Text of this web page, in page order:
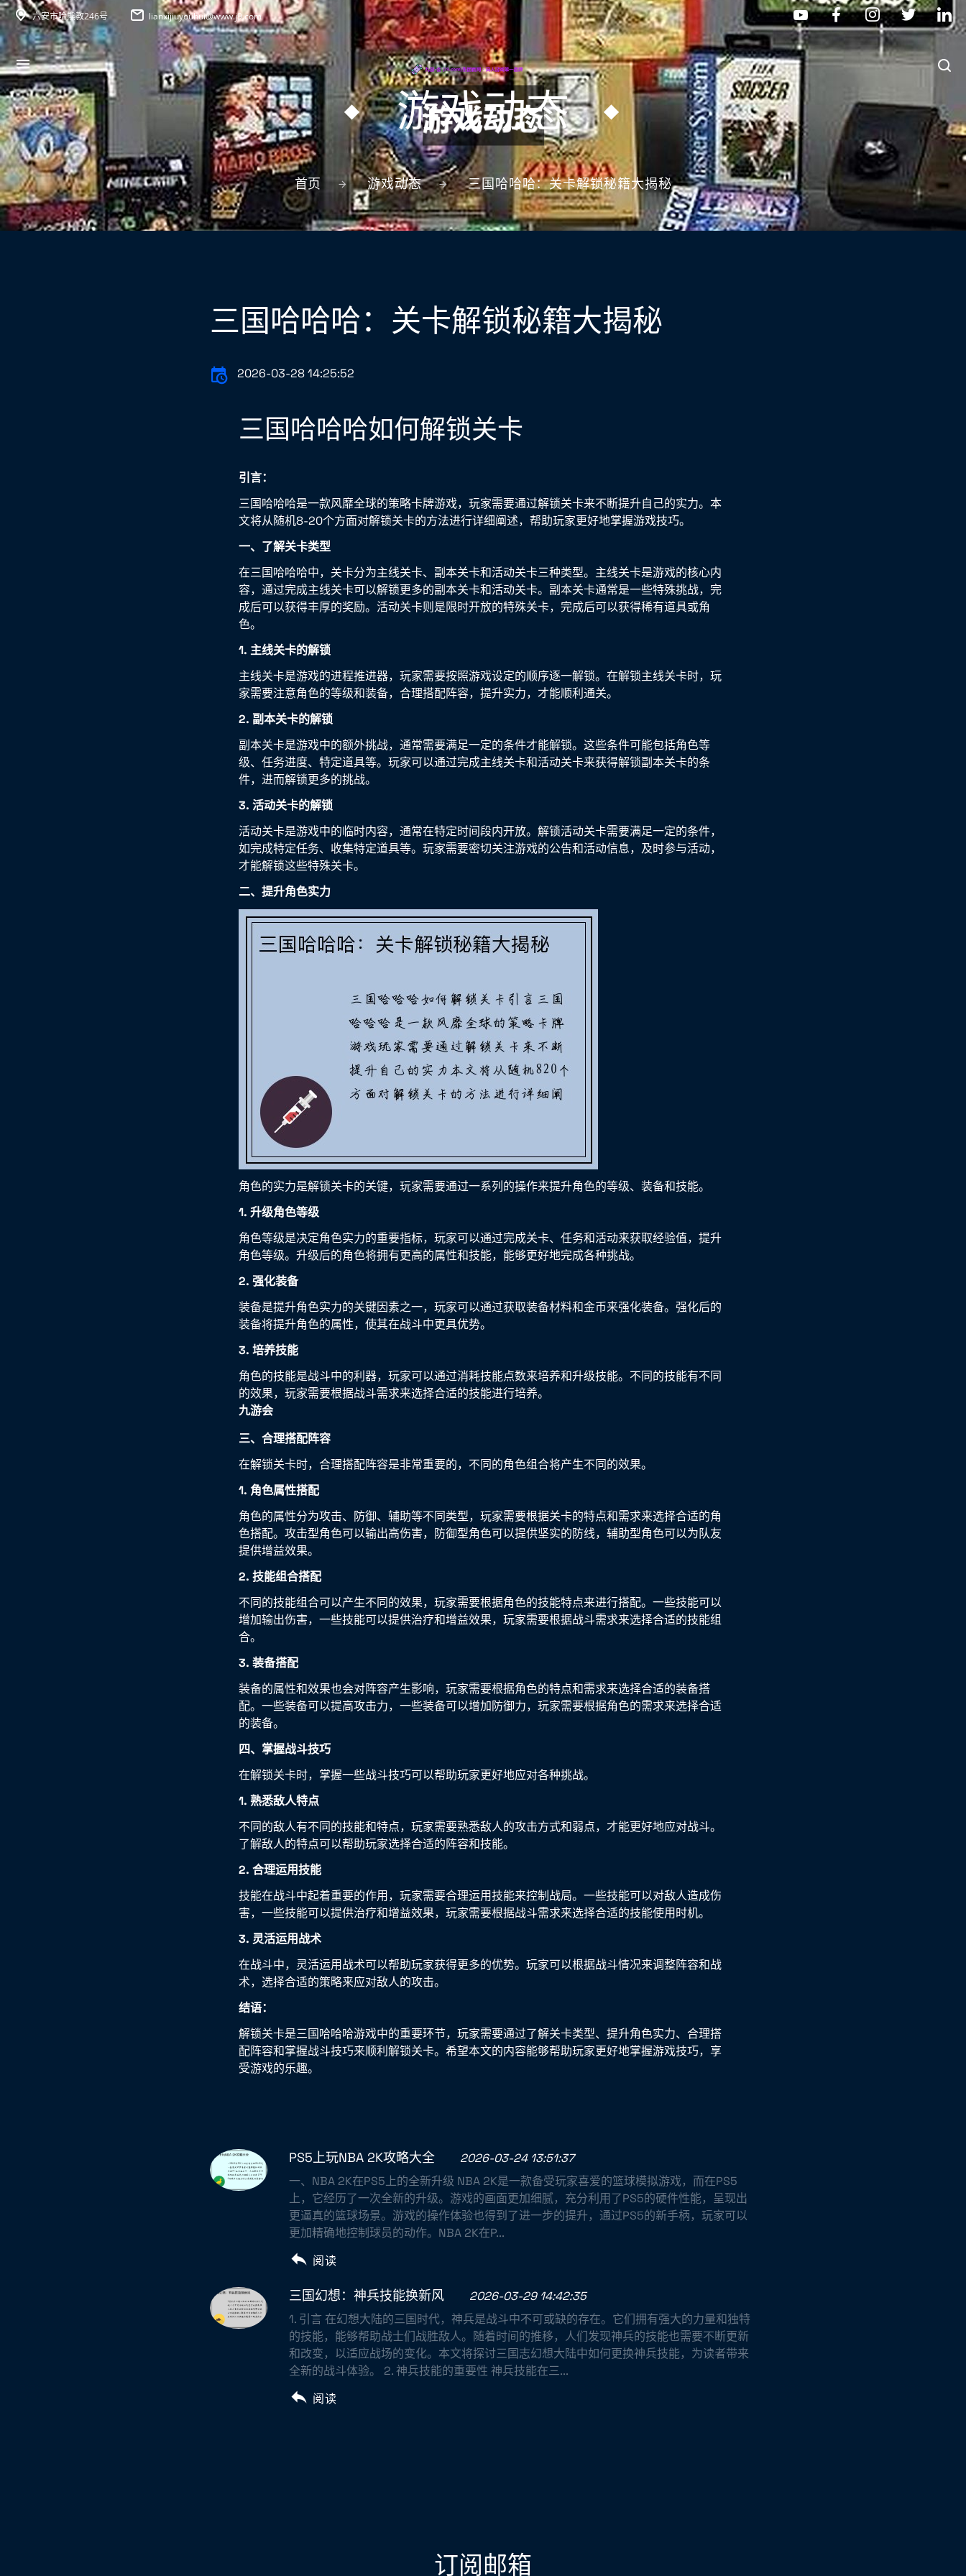
六安市哈熊教246号 lianxijiuyouhui@www.j9.com
游戏动态
首页 游戏动态 三国哈哈哈：关卡解锁秘籍大揭秘
三国哈哈哈：关卡解锁秘籍大揭秘
2026-03-28 14:25:52
三国哈哈哈如何解锁关卡
引言：
三国哈哈哈是一款风靡全球的策略卡牌游戏，玩家需要通过解锁关卡来不断提升自己的实力。本
文将从随机8-20个方面对解锁关卡的方法进行详细阐述，帮助玩家更好地掌握游戏技巧。
一、了解关卡类型
在三国哈哈哈中，关卡分为主线关卡、副本关卡和活动关卡三种类型。主线关卡是游戏的核心内
容，通过完成主线关卡可以解锁更多的副本关卡和活动关卡。副本关卡通常是一些特殊挑战，完
成后可以获得丰厚的奖励。活动关卡则是限时开放的特殊关卡，完成后可以获得稀有道具或角
色。
1. 主线关卡的解锁
主线关卡是游戏的进程推进器，玩家需要按照游戏设定的顺序逐一解锁。在解锁主线关卡时，玩
家需要注意角色的等级和装备，合理搭配阵容，提升实力，才能顺利通关。
2. 副本关卡的解锁
副本关卡是游戏中的额外挑战，通常需要满足一定的条件才能解锁。这些条件可能包括角色等
级、任务进度、特定道具等。玩家可以通过完成主线关卡和活动关卡来获得解锁副本关卡的条
件，进而解锁更多的挑战。
3. 活动关卡的解锁
活动关卡是游戏中的临时内容，通常在特定时间段内开放。解锁活动关卡需要满足一定的条件，
如完成特定任务、收集特定道具等。玩家需要密切关注游戏的公告和活动信息，及时参与活动，
才能解锁这些特殊关卡。
二、提升角色实力
角色的实力是解锁关卡的关键，玩家需要通过一系列的操作来提升角色的等级、装备和技能。
1. 升级角色等级
角色等级是决定角色实力的重要指标，玩家可以通过完成关卡、任务和活动来获取经验值，提升
角色等级。升级后的角色将拥有更高的属性和技能，能够更好地完成各种挑战。
2. 强化装备
装备是提升角色实力的关键因素之一，玩家可以通过获取装备材料和金币来强化装备。强化后的
装备将提升角色的属性，使其在战斗中更具优势。
3. 培养技能
角色的技能是战斗中的利器，玩家可以通过消耗技能点数来培养和升级技能。不同的技能有不同
的效果，玩家需要根据战斗需求来选择合适的技能进行培养。
九游会
三、合理搭配阵容
在解锁关卡时，合理搭配阵容是非常重要的，不同的角色组合将产生不同的效果。
1. 角色属性搭配
角色的属性分为攻击、防御、辅助等不同类型，玩家需要根据关卡的特点和需求来选择合适的角
色搭配。攻击型角色可以输出高伤害，防御型角色可以提供坚实的防线，辅助型角色可以为队友
提供增益效果。
2. 技能组合搭配
不同的技能组合可以产生不同的效果，玩家需要根据角色的技能特点来进行搭配。一些技能可以
增加输出伤害，一些技能可以提供治疗和增益效果，玩家需要根据战斗需求来选择合适的技能组
合。
3. 装备搭配
装备的属性和效果也会对阵容产生影响，玩家需要根据角色的特点和需求来选择合适的装备搭
配。一些装备可以提高攻击力，一些装备可以增加防御力，玩家需要根据角色的需求来选择合适
的装备。
四、掌握战斗技巧
在解锁关卡时，掌握一些战斗技巧可以帮助玩家更好地应对各种挑战。
1. 熟悉敌人特点
不同的敌人有不同的技能和特点，玩家需要熟悉敌人的攻击方式和弱点，才能更好地应对战斗。
了解敌人的特点可以帮助玩家选择合适的阵容和技能。
2. 合理运用技能
技能在战斗中起着重要的作用，玩家需要合理运用技能来控制战局。一些技能可以对敌人造成伤
害，一些技能可以提供治疗和增益效果，玩家需要根据战斗需求来选择合适的技能使用时机。
3. 灵活运用战术
在战斗中，灵活运用战术可以帮助玩家获得更多的优势。玩家可以根据战斗情况来调整阵容和战
术，选择合适的策略来应对敌人的攻击。
结语：
解锁关卡是三国哈哈哈游戏中的重要环节，玩家需要通过了解关卡类型、提升角色实力、合理搭
配阵容和掌握战斗技巧来顺利解锁关卡。希望本文的内容能够帮助玩家更好地掌握游戏技巧，享
受游戏的乐趣。
PS5上玩NBA 2K攻略大全
2026-03-24 13:51:37
一、NBA 2K在PS5上的全新升级 NBA 2K是一款备受玩家喜爱的篮球模拟游戏，而在PS5
上，它经历了一次全新的升级。游戏的画面更加细腻，充分利用了PS5的硬件性能，呈现出
更逼真的篮球场景。游戏的操作体验也得到了进一步的提升，通过PS5的新手柄，玩家可以
更加精确地控制球员的动作。NBA 2K在P...
阅读
三国幻想：神兵技能换新风
2026-03-29 14:42:35
1. 引言 在幻想大陆的三国时代，神兵是战斗中不可或缺的存在。它们拥有强大的力量和独特
的技能，能够帮助战士们战胜敌人。随着时间的推移，人们发现神兵的技能也需要不断更新
和改变，以适应战场的变化。本文将探讨三国志幻想大陆中如何更换神兵技能，为读者带来
全新的战斗体验。 2. 神兵技能的重要性 神兵技能在三...
阅读
订阅邮箱